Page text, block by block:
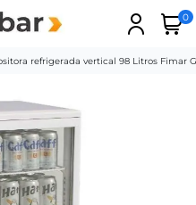
0
refrigerada vertical 98 Litros Fimar